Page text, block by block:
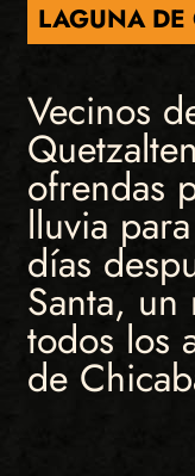
LAGUNA
Vecinos
ofrendas
lluvia
días
Santa,
todos los
de